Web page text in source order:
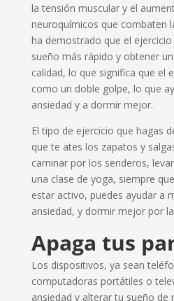
la tensión muscular y el
neuroquímicos que combaten
ha demostrado que el
sueño más rápido y obtener
calidad, lo que significa que el
como un doble golpe, lo que
ansiedad y a dormir mejor.
El tipo de ejercicio que hagas
que te ates los zapatos y
caminar por los senderos,
una clase de yoga, siempre
estar activo, puedes ayudar a
ansiedad, y dormir mejor por
Apaga tus
Los dispositivos, ya sean
computadoras portátiles o
ansiedad y alterar tu sueño de